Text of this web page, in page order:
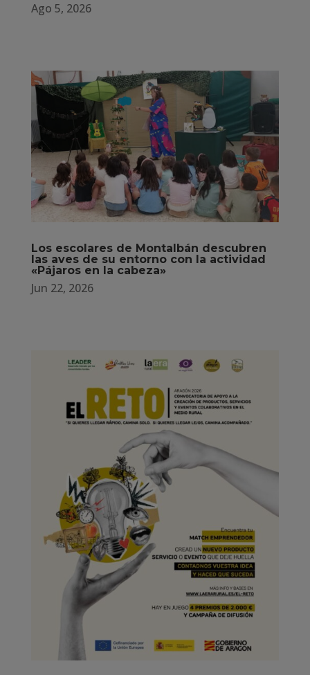
Ago 5, 2026
Los escolares de Montalbán descubren
las aves de su entorno con la actividad
«Pájaros en la cabeza»
Jun 22, 2026